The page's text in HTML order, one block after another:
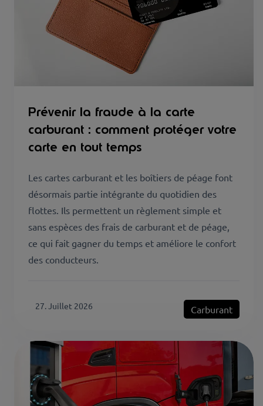
Prévenir la fraude à la carte
carburant : comment protéger votre
carte en tout temps
Les cartes carburant et les boîtiers de péage font
désormais partie intégrante du quotidien des
flottes. Ils permettent un règlement simple et
sans espèces des frais de carburant et de péage,
ce qui fait gagner du temps et améliore le confort
des conducteurs.
27. Juillet 2026 Carburant